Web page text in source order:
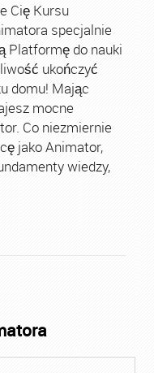
Cię Kursu
specjalnie
Platformę do nauki
ukończyć
domu! Mając
mocne
Co niezmiernie
jako Animator,
wiedzy,